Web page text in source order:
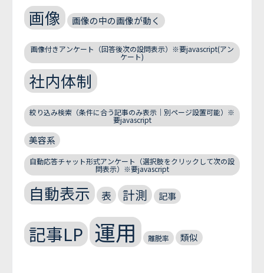
画像 画像の中の画像が動く
画像付きアンケート（回答後次の設問表示）※要javascript(アン
ケート)
社内体制
絞り込み検索（条件に合う記事のみ表示｜別ページ設置可能）※
要javascript
美容系
自動応答チャット形式アンケート（選択肢をクリックして次の設
問表示）※要javascript
自動表示 表 計測 記事
記事LP 運用 離脱率 類似